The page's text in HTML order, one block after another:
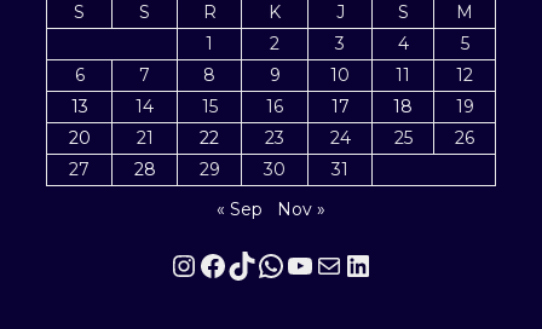
S S R K J S
M
1
2 3 4
5
6
7 8 9 10 11
12
13
14 15 16 17 18
19
20
21 22 23 24 25
26
27
28 29 30
31
« Sep
Nov »
Instagram
Facebook
TikTok
WhatsApp
YouTube
MailLinkedIn